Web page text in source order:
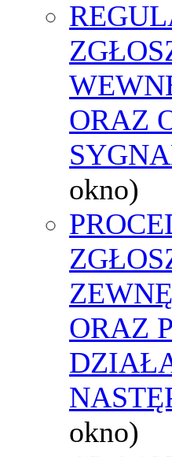
ORAZ
okno)
ORAZ
okno)